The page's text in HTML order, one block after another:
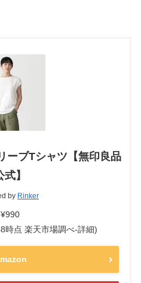
ーブTシャツ【無印良品
式】
by Rinker
¥990
時点 楽天市場調べ-詳細)